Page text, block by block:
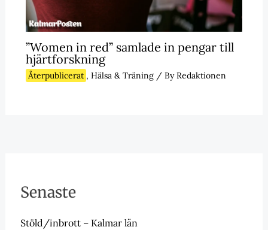
”Women in red” samlade in pengar till
hjärtforskning
Återpublicerat , Hälsa & Träning/ ByRedaktionen
Senaste
Stöld/inbrott – Kalmar län